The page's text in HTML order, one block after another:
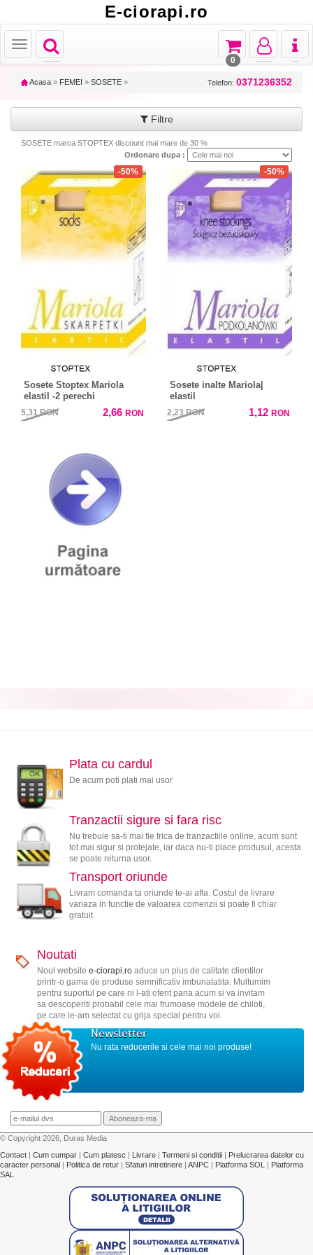
E-ciorapi.ro
Toggle
navigation
Toggle
Toggle
navigation
Toggle
navigation
Toggle
navigation
0
Acasa » FEMEI » SOSETE » Telefon: 0371236352
Filtre
SOSETE marca STOPTEX discount mai mare de 30 %
Ordonare dupa :
-50%
Sosete Stoptex Mariola
elastil -2 perechi
5,31RON 2,66 RON
-50%
Sosete inalte Mariola|
elastil
2,23RON 1,12 RON
Plata cu cardul
De acum poti plati mai usor
Tranzactii sigure si fara risc
Nu trebuie sa-ti mai fie frica de tranzactiile online, acum sunt
tot mai sigur si protejate, iar daca nu-ti place produsul, acesta
se poate returna usor.
Transport oriunde
Livram comanda ta oriunde te-ai afla. Costul de livrare
variaza in functie de valoarea comenzii si poate fi chiar
gratuit.
Noutati
Noul website e-ciorapi.roaduce un plus de calitate clientilor
printr-o gama de produse semnificativ imbunatatita. Multumim
pentru suportul pe care ni l-ati oferit pana acum si va invitam
sa descoperiti probabil cele mai frumoase modele de chiloti,
pe care le-am selectat cu grija special pentru voi.
Newsletter
Nu rata reducerile si cele mai noi produse!
© Copyright 2026, Duras Media
Contact | Cum cumpar | Cum platesc | Livrare | Termeni si conditii | Prelucrarea datelor cu
caracter personal | Politica de retur | Sfaturi intretinere | ANPC | Platforma SOL | Platforma
SAL